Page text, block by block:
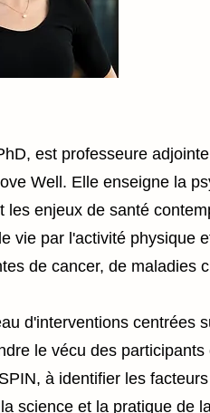
est professeure
Well. Elle enseigne la
les enjeux de santé
vie par l'activité physique
de cancer, de maladies
d'interventions centrées
le vécu des
à identifier les
science et la pratique de